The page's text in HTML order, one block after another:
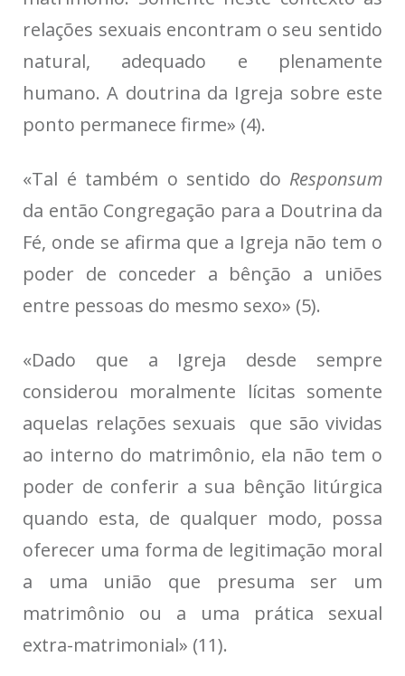
relações sexuais encontram o seu sentido
natural, adequado e plenamente
humano. A doutrina da Igreja sobre este
ponto permanece firme» (4).
«Tal é também o sentido do Responsum
da então Congregação para a Doutrina da
Fé, onde se afirma que a Igreja não tem o
poder de conceder a bênção a uniões
entre pessoas do mesmo sexo» (5).
«Dado que a Igreja desde sempre
considerou moralmente lícitas somente
aquelas relações sexuais que são vividas
ao interno do matrimônio, ela não tem o
poder de conferir a sua bênção litúrgica
quando esta, de qualquer modo, possa
oferecer uma forma de legitimação moral
a uma união que presuma ser um
matrimônio ou a uma prática sexual
extra-matrimonial» (11).